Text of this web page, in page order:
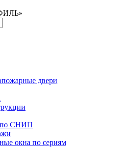
двери
по СНИП
окна по сериям